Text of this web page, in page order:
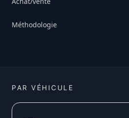
Méthodologie
PAR VÉHICULE